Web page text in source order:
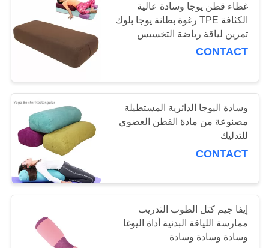
غطاء قطن يوجا وسادة عالية
الكثافة TPE رغوة بطانة يوجا بلوك
تمرين لياقة رياضة التخسيس
CONTACT
وسادة اليوجا الدائرية المستطيلة
مصنوعة من مادة القطن العضوي
للتدليك
CONTACT
إيفا جيم كتل الطوب التدريب
ممارسة اللياقة البدنية أداة اليوغا
وسادة وسادة وسادة